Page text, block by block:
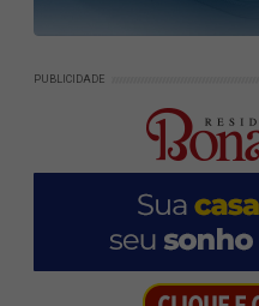
PUBLICIDADE